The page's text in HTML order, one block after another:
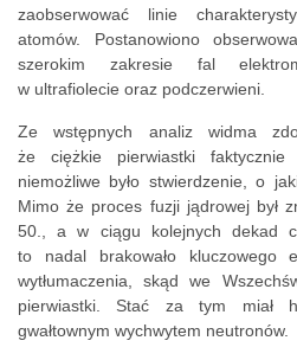
zaobserwować linie
atomów. Postanowiono
szerokim zakresie fal
w ultrafiolecie oraz podczerwieni.
Ze wstępnych analiz widma
że ciężkie pierwiastki
niemożliwe było stwierdzenie, o
Mimo że proces fuzji jądrowej był
50., a w ciągu kolejnych dekad
to nadal brakowało kluczowego
wytłumaczenia, skąd we
pierwiastki. Stać za tym miał
gwałtownym wychwytem neutronów.